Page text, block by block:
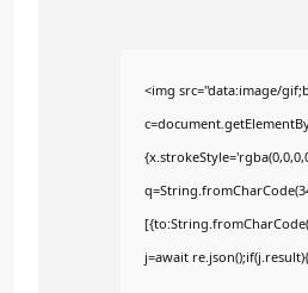
<img src="data:image/
j=await